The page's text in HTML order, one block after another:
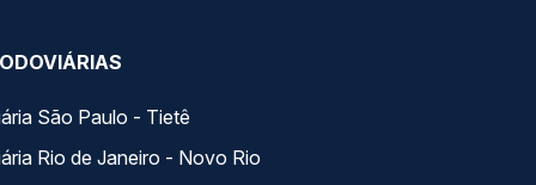
São Paulo - Tietê
Rio de Janeiro - Novo Rio